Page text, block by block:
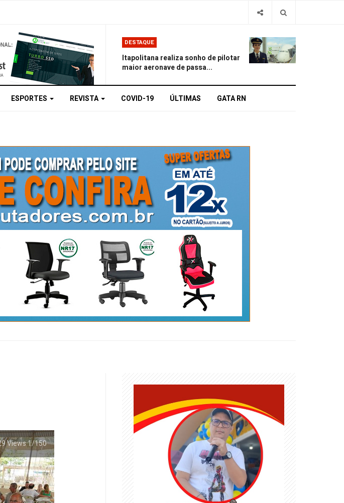
DESTAQUE
Itapolitana realiza sonho de pilotar
maior aeronave de passa...
ESPORTES REVISTA COVID-19 ÚLTIMAS GATA RN
Views1/150